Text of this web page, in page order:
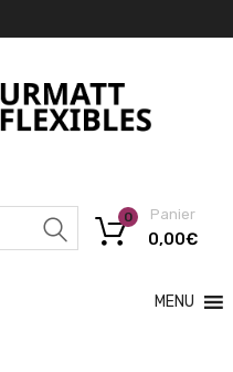
Recherche
Panier
0,00€
0
MENU